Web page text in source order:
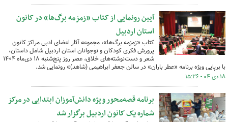
آیین رونمایی از کتاب «زمزمه برگ‌ها» در کانون
استان اردبیل
کتاب «زمزمه برگ‌ها»، مجموعه آثار اعضای ادبی مراکز کانون
پرورش فکری کودکان و نوجوانان استان اردبیل شامل داستان،
شعر و دست‌نوشته‌های خلاق، عصر روز پنج‌شنبه ۱۸ دی‌ماه ۱۴۰۴
با برپایی ویژه برنامه «عطر باران» در سالن جعفر ابراهیمی (شاهد)» رونمایی شد.
۱۸ دی ۰۴ - ۱۵:۲۶
برنامه قصه‌محور ویژه دانش‌آموزان ابتدایی در مرکز
شماره یک کانون اردبیل برگزار شد